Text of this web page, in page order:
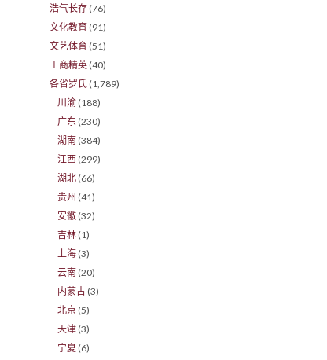
浩气长存 (76)
文化教育 (91)
文艺体育 (51)
工商精英 (40)
各省罗氏 (1,789)
川渝 (188)
广东 (230)
湖南 (384)
江西 (299)
湖北 (66)
贵州 (41)
安徽 (32)
吉林 (1)
上海 (3)
云南 (20)
内蒙古 (3)
北京 (5)
天津 (3)
宁夏 (6)